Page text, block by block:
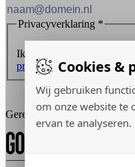
Cookies &
Wij gebruiken
om onze website te
ervan te analyseren.
Privacyverklaring *
Ik ontvang graag de
privacyverklaring.
Gerealiseerd door: